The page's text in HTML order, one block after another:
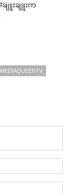
#ချူးချူးက
MEDIAQUEENTV